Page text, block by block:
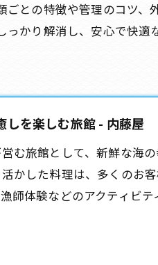
ごとの特徴や管理のコツ、
かり解消し、安心で快適
しを楽しむ旅館 - 内藤屋
む旅館として、新鮮な海
かした料理は、多くのお
師体験などのアクティビ